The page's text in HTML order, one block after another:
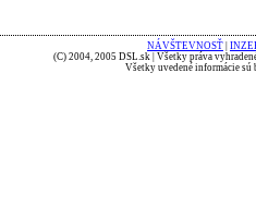
NÁVŠTEVNOSŤ
(C) 2004, 2005 DSL.sk | Všetky práva
Všetky uvedené informácie sú